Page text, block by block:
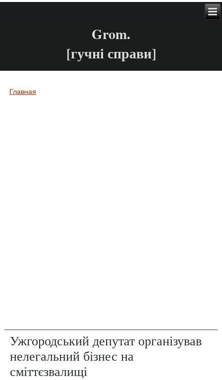
Grom.
[гучні справи]
Вы здесь
Главная
Ужгородський депутат організував
нелегальний бізнес на
сміттєзвалищі